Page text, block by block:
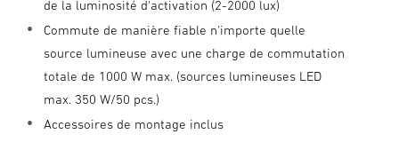
de la luminosité d'activation (2-2000 lux)
Commute de manière fiable n'importe quelle
source lumineuse avec une charge de commutation
totale de 1000 W max. (sources lumineuses LED
max. 350 W/50 pcs.)
Accessoires de montage inclus